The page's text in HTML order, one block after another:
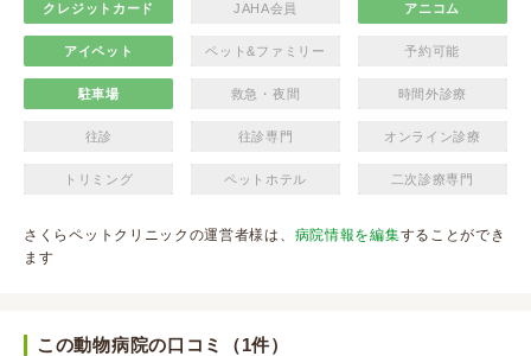
クレジットカード JAHA会員 アニコム
アイペット ペット&ファミリー 予約可能
駐車場 救急・夜間 時間外診療
往診 往診専門 オンライン診療
トリミング ペットホテル 二次診療専門
さくらペットクリニックの運営者様は、 病院情報を編集することができ
ます
この動物病院の口コミ（1件）